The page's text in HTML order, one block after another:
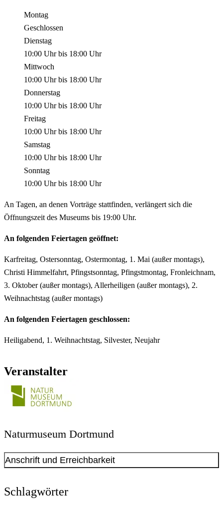
Montag
Geschlossen
Dienstag
10:00 Uhrbis 18:00 Uhr
Mittwoch
10:00 Uhrbis 18:00 Uhr
Donnerstag
10:00 Uhrbis 18:00 Uhr
Freitag
10:00 Uhrbis 18:00 Uhr
Samstag
10:00 Uhrbis 18:00 Uhr
Sonntag
10:00 Uhrbis 18:00 Uhr
An Tagen, an denen Vorträge stattfinden, verlängert sich die
Öffnungszeit des Museums bis 19:00 Uhr.
An folgenden Feiertagen geöffnet:
Karfreitag, Ostersonntag, Ostermontag, 1. Mai (außer montags),
Christi Himmelfahrt, Pfingstsonntag, Pfingstmontag, Fronleichnam,
3. Oktober (außer montags), Allerheiligen (außer montags), 2.
Weihnachtstag (außer montags)
An folgenden Feiertagen geschlossen:
Heiligabend, 1. Weihnachtstag, Silvester, Neujahr
Veranstalter
Naturmuseum Dortmund
Anschrift und Erreichbarkeit
Anschrift
Schlagwörter